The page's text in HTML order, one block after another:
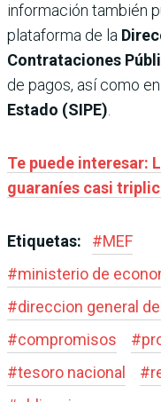
información también
plataforma de la
Contrataciones
de pagos, así como en
Estado (SIPE)
Te puede interesar:
guaraníes casi
Etiquetas: #MEF
#ministerio de
#direccion general
#compromisos #
#tesoro nacional #